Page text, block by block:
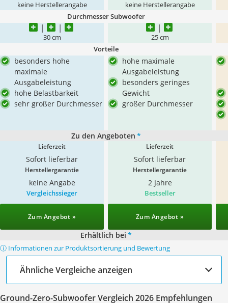
keine Herstellerangabe keine Herstellerangabe
Durchmesser Subwoofer
30 cm 25 cm
Vorteile
besonders hohe
maximale
Ausgabeleistung
hohe Belastbarkeit
sehr großer Durchmesser
hohe maximale
Ausgabeleistung
besonders geringes
Gewicht
großer Durchmesser
Zu den Angeboten *
Lieferzeit
Sofort lieferbar
Lieferzeit
Sofort lieferbar
Herstellergarantie
keine Angabe
Herstellergarantie
2 Jahre
Vergleichssieger
Zum Angebot »
Bestseller
Zum Angebot »
Erhältlich bei *
ⓘ Informationen zur Produktsortierung und Bewertung
Ähnliche Vergleiche anzeigen
Ground-Zero-Subwoofer Vergleich 2026 Empfehlungen